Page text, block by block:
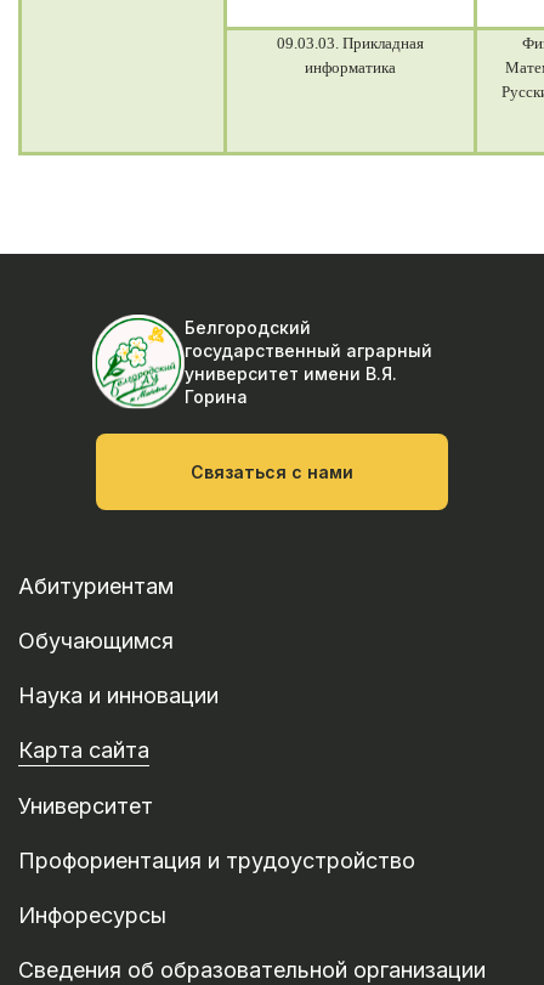
09.03.03. Прикладная
информатика
Белгородский
государственный аграрный
университет имени В.Я.
Горина
Связаться с нами
Абитуриентам
Обучающимся
Наука и инновации
Карта сайта
Университет
Профориентация и трудоустройство
Инфоресурсы
Сведения об образовательной организации